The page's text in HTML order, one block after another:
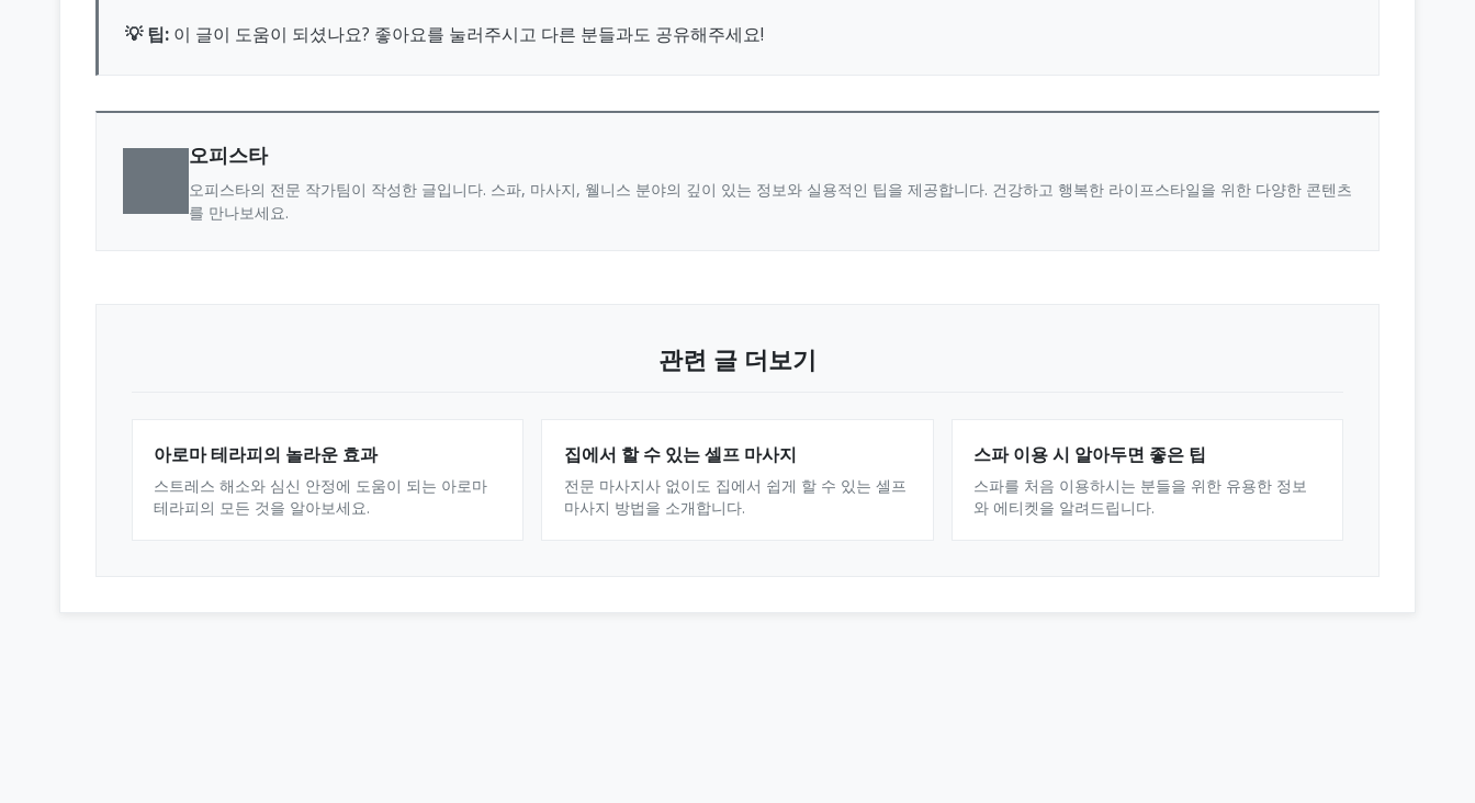
💡 팁: 이 글이 도움이 되셨나요? 좋아요를 눌러주시고 다른 분들과도 공유해주세요!
오피스타
오피스타의 전문 작가팀이 작성한 글입니다. 스파, 마사지, 웰니스 분야의 깊이 있는 정보와 실용적인 팁을 제공합니다. 건강하고 행복한 라이프스타일을 위한 다양한 콘텐츠
를 만나보세요.
관련 글 더보기
아로마 테라피의 놀라운 효과
스트레스 해소와 심신 안정에 도움이 되는 아로마
테라피의 모든 것을 알아보세요.
집에서 할 수 있는 셀프 마사지
전문 마사지사 없이도 집에서 쉽게 할 수 있는 셀프
마사지 방법을 소개합니다.
스파 이용 시 알아두면 좋은 팁
스파를 처음 이용하시는 분들을 위한 유용한 정보
와 에티켓을 알려드립니다.